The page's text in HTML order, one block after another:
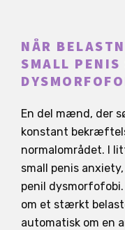
NÅR
SMALL PENIS
En del mænd, der
konstant
normalområdet. I
small penis
penil
om et stærkt
automatisk om en